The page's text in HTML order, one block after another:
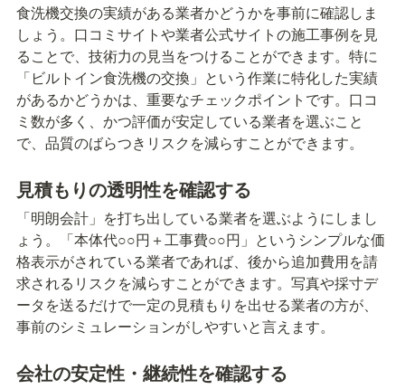
食洗機交換の実績がある業者かどうかを事前に確認しま
しょう。口コミサイトや業者公式サイトの施工事例を見
ることで、技術力の見当をつけることができます。特に
「ビルトイン食洗機の交換」という作業に特化した実績
があるかどうかは、重要なチェックポイントです。口コ
ミ数が多く、かつ評価が安定している業者を選ぶこと
で、品質のばらつきリスクを減らすことができます。
見積もりの透明性を確認する
「明朗会計」を打ち出している業者を選ぶようにしまし
ょう。「本体代○○円＋工事費○○円」というシンプルな価
格表示がされている業者であれば、後から追加費用を請
求されるリスクを減らすことができます。写真や採寸デ
ータを送るだけで一定の見積もりを出せる業者の方が、
事前のシミュレーションがしやすいと言えます。
会社の安定性・継続性を確認する